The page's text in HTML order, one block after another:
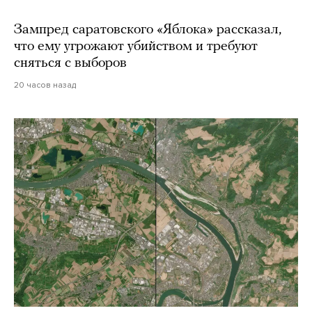
Зампред саратовского «Яблока» рассказал,
что ему угрожают убийством и требуют
сняться с выборов
20 часов назад